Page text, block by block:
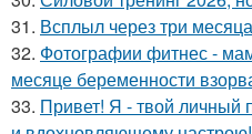
31. Всплыл через три
32. Фотографии фитнес -
месяце беременности
33. Привет! Я - твой личный